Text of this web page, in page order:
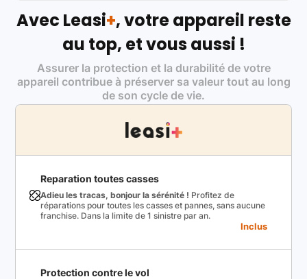
Avec Leasi+, votre appareil reste
au top, et vous aussi !
Assurer la protection et la durabilité de votre
appareil contribue à préserver sa valeur tout au long
de son cycle de vie.
Reparation toutes casses
Adieu les tracas, bonjour la sérénité ! Profitez de
réparations pour toutes les casses et pannes, sans aucune
franchise. Dans la limite de 1 sinistre par an.
Inclus
Protection contre le vol